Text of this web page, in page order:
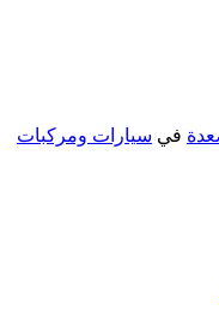
في سيارات ومركبات